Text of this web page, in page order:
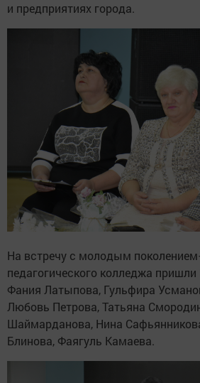
и предприятиях города.
На встречу с молодым
педагогического колледжа
Фания Латыпова, Гульфира
Любовь Петрова, Татьяна
Шаймарданова, Нина
Блинова, Фаягуль Камаева.